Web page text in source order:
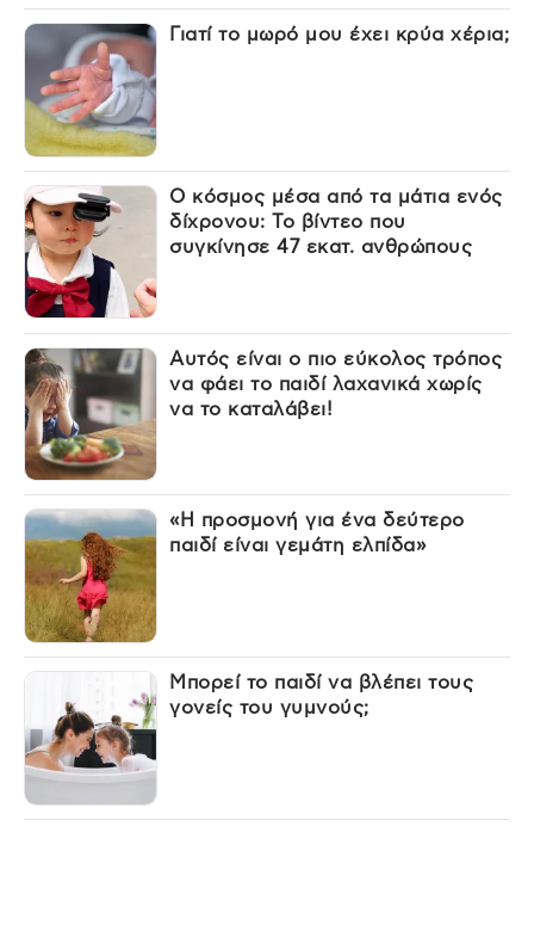
Γιατί το μωρό μου έχει κρύα χέρια;
Ο κόσμος μέσα από τα μάτια ενός
δίχρονου: Το βίντεο που
συγκίνησε 47 εκατ. ανθρώπους
Αυτός είναι ο πιο εύκολος τρόπος
να φάει το παιδί λαχανικά χωρίς
να το καταλάβει!
«Η προσμονή για ένα δεύτερο
παιδί είναι γεμάτη ελπίδα»
Μπορεί το παιδί να βλέπει τους
γονείς του γυμνούς;